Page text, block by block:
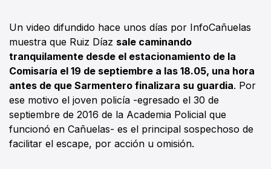
Un video difundido hace unos días por InfoCañuelas
muestra que Ruiz Díaz sale caminando
tranquilamente desde el estacionamiento de la
Comisaría el 19 de septiembre a las 18.05, una hora
antes de que Sarmentero finalizara su guardia. Por
ese motivo el joven policía -egresado el 30 de
septiembre de 2016 de la Academia Policial que
funcionó en Cañuelas- es el principal sospechoso de
facilitar el escape, por acción u omisión.